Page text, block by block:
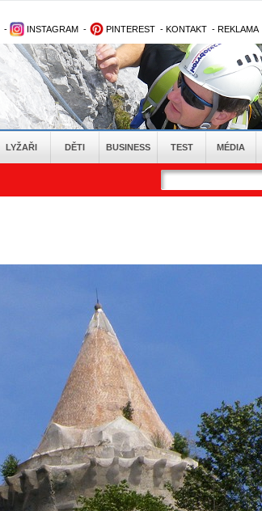
- INSTAGRAM - PINTEREST - KONTAKT - REKLAMA
LYŽAŘI DĚTI BUSINESS TEST MÉDIA